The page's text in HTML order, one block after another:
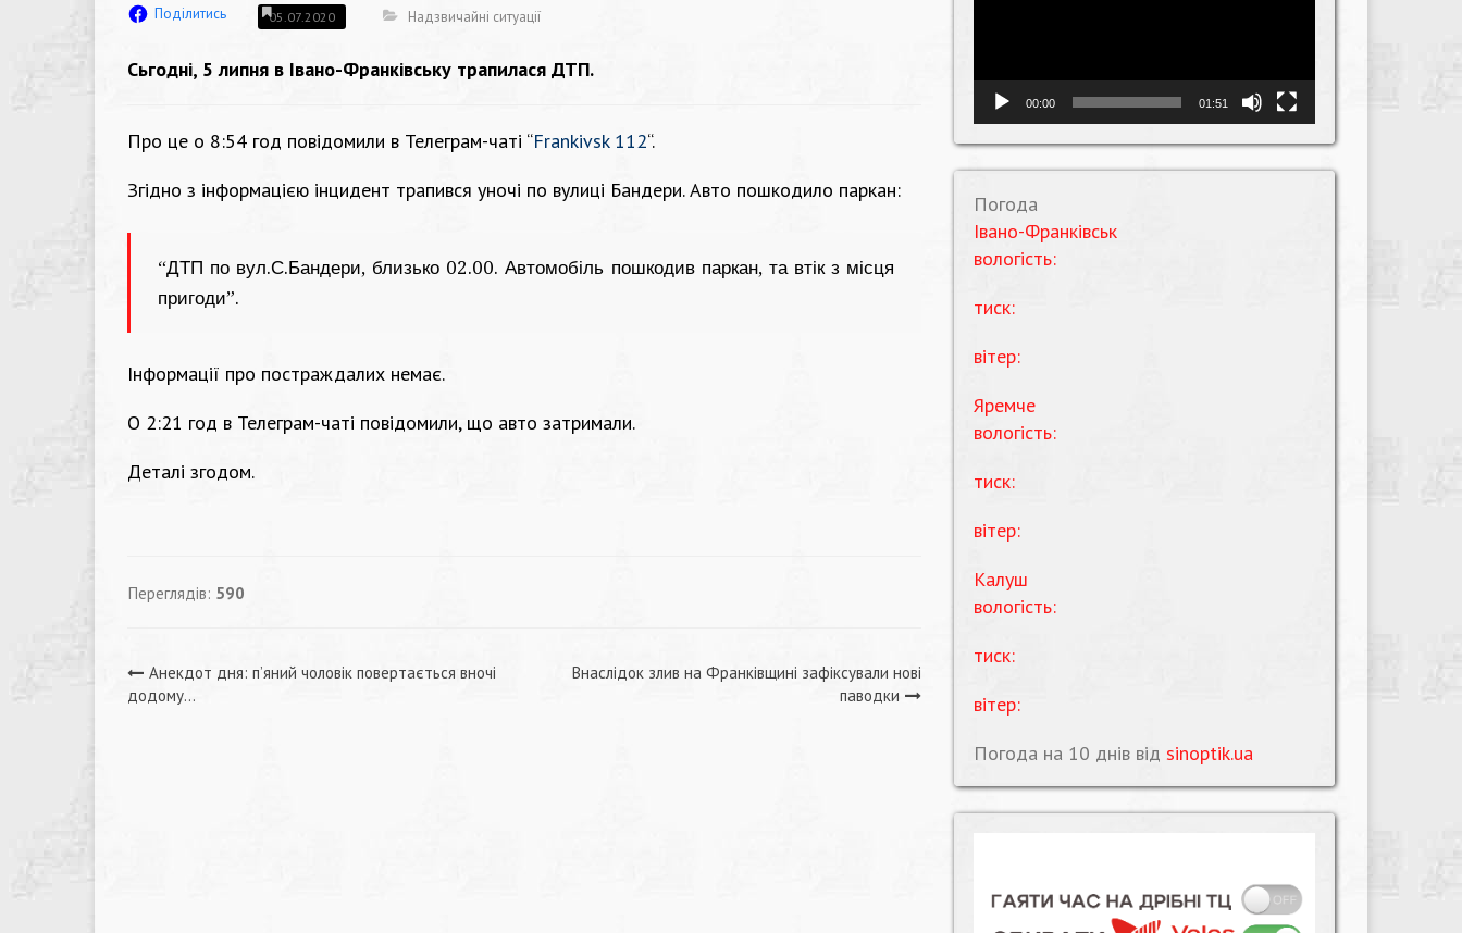
Поділитись 05.07.2020 Надзвичайні ситуації
Сьгодні, 5 липня в Івано-Франківську трапилася ДТП.
Про це о 8:54 год повідомили в Телеграм-чаті “Frankivsk 112“.
Згідно з інформацією інцидент трапився уночі по вулиці Бандери. Авто пошкодило паркан:
“ДТП по вул.С.Бандери, близько 02.00. Автомобіль пошкодив паркан, та втік з місця
пригоди”.
Інформації про постраждалих немає.
О 2:21 год в Телеграм-чаті повідомили, що авто затримали.
Деталі згодом.
Переглядів: 590
Навігація
Анекдот дня: п’яний чоловік повертається вночі
додому…
Внаслідок злив на Франківщині зафіксували нові
паводки
00:00 01:51
Погода
Івано-Франківськ
вологість:
тиск:
вітер:
Яремче
вологість:
тиск:
вітер:
Калуш
вологість:
тиск:
вітер:
Погода на 10 днів від sinoptik.ua